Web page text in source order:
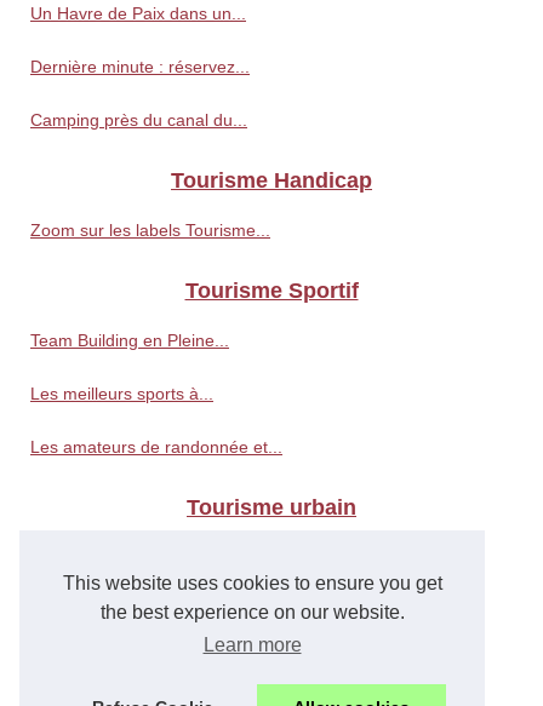
This website uses cookies to ensure you get
the best experience on our website.
Learn more
Un Havre de Paix dans un...
Dernière minute : réservez...
Camping près du canal du...
Tourisme Handicap
Zoom sur les labels Tourisme...
Tourisme Sportif
Team Building en Pleine...
Les meilleurs sports à...
Les amateurs de randonnée et...
Tourisme urbain
Une journée de tourisme...